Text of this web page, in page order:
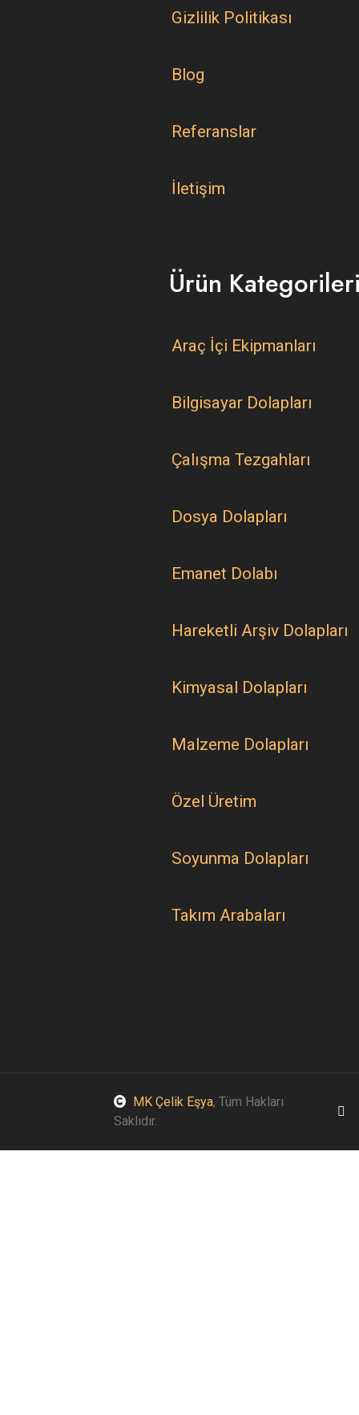
Gizlilik Politikası
Blog
Referanslar
İletişim
Ürün
Araç İçi Ekipmanları
Bilgisayar Dolapları
Çalışma Tezgahları
Dosya Dolapları
Emanet Dolabı
Hareketli Arşiv Dolapları
Kimyasal Dolapları
Malzeme Dolapları
Özel Üretim
Soyunma Dolapları
Takım Arabaları
MK Çelik Eşya, Tüm Hakları
Saklıdır.